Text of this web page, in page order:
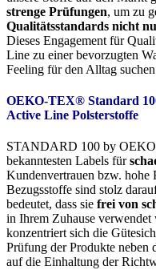
strenge Prüfungen, um zu
Qualitätsstandards nicht
Dieses Engagement für
Line zu einer bevorzugten
Feeling für den Alltag
OEKO-TEX® Standard
Active Line Polsterstoffe
STANDARD 100 by
bekanntesten Labels für
Kundenvertrauen bzw.
Bezugsstoffe sind stolz
bedeutet, dass sie frei von
in Ihrem Zuhause
konzentriert sich die
Prüfung der Produkte neben
auf die Einhaltung der